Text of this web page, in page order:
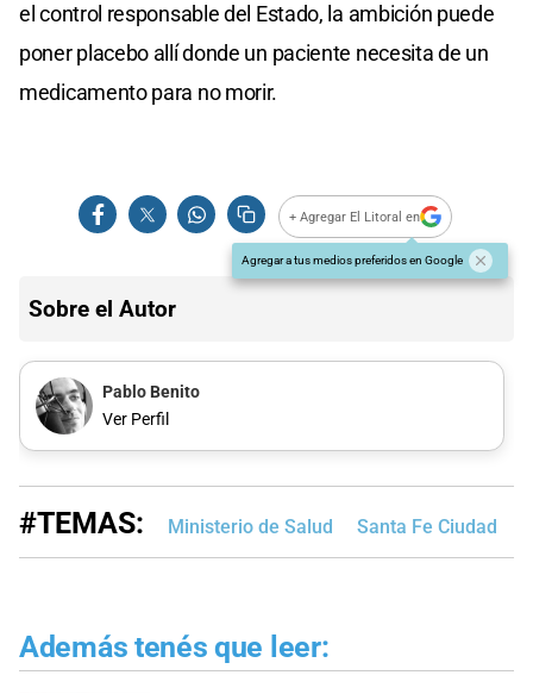
el control responsable del Estado, la ambición puede
poner placebo allí donde un paciente necesita de un
medicamento para no morir.
+ Agregar El Litoral en
Agregar a tus medios preferidos en Google
Sobre el Autor
Pablo Benito
Ver Perfil
#TEMAS: Ministerio de Salud Santa Fe Ciudad
Además tenés que leer: